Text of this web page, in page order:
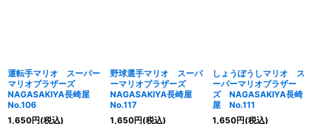
運転手マリオ スーパー
マリオブラザーズ
NAGASAKIYA長崎屋
No.106
1,650円(税込)
野球選手マリオ スーパ
ーマリオブラザーズ
NAGASAKIYA長崎屋
No.117
1,650円(税込)
しょうぼうしマリオ ス
ーパーマリオブラザー
ズ NAGASAKIYA長崎
屋 No.111
1,650円(税込)